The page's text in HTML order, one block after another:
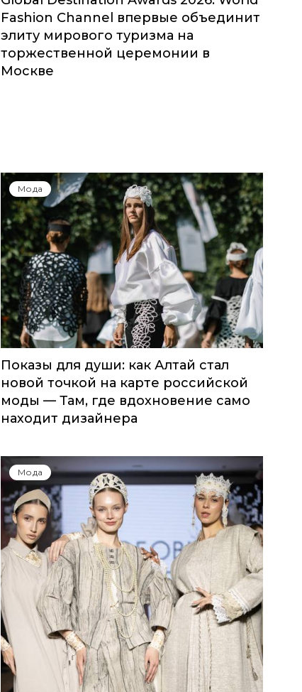
Fashion Channel впервые объединит
элиту мирового туризма на
торжественной церемонии в
Москве
Мода
Показы для души: как Алтай стал
новой точкой на карте российской
моды — Там, где вдохновение само
находит дизайнера
Мода